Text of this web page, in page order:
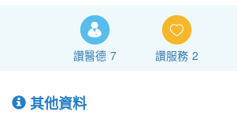
讚醫德 7 讚服務 2
其他資料